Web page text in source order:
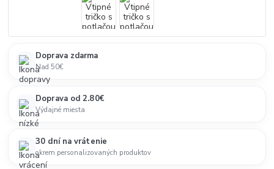
Doprava zdarma
Nad 50€
Doprava od 2.80€
Výdajné miesta
30 dní na vrátenie
okrem personalizovaných produktov